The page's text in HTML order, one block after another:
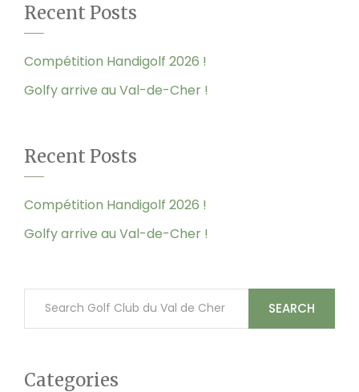
Recent Posts
Compétition Handigolf 2026 !
Golfy arrive au Val-de-Cher !
Recent Posts
Compétition Handigolf 2026 !
Golfy arrive au Val-de-Cher !
SEARCH
Categories